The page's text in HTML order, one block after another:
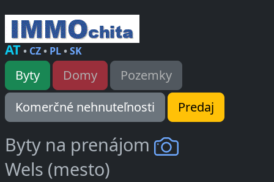
AT• CZ• PL•SK
Byty Domy
Pozemky
Komerčné nehnuteľnosti
Predaj
Byty na prenájom
Wels (mesto)